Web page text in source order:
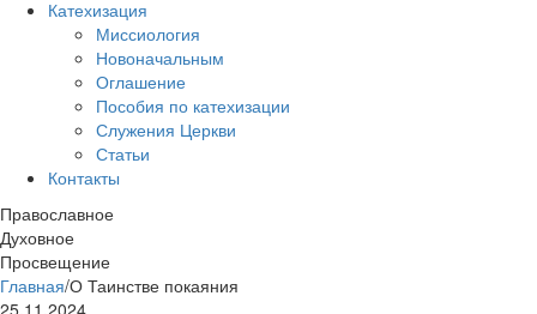
Катехизация
Миссиология
Новоначальным
Оглашение
Пособия по катехизации
Служения Церкви
Статьи
Контакты
Православное
Духовное
Просвещение
Главная/О Таинстве покаяния
25.11.2024